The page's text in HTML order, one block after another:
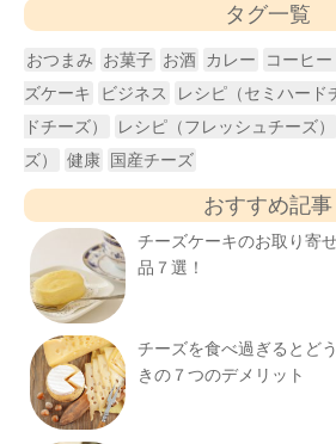
タグ一覧
おつまみ お菓子 お酒 カレー コーヒ
ズケーキ
ビジネス レシピ（セミハード
ドチーズ）
レシピ（フレッシュチーズ）
ズ）
健康 国産チーズ
おすすめ記事
チーズケーキのお取り寄
品７選！
チーズを食べ過ぎるとど
きの７つのデメリット